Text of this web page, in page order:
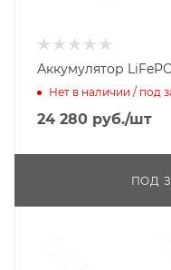
Аккумулятор
Нет в наличии / под
24 280 руб./шт
ПОД